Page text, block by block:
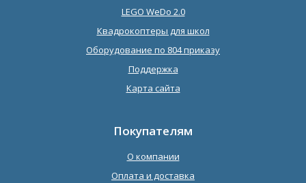
LEGO WeDo 2.0
Квадрокоптеры для школ
Оборудование по 804 приказу
Поддержка
Карта сайта
Покупателям
О компании
Оплата и доставка